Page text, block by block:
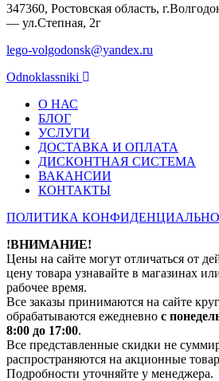
347360, Ростовская область,
— ул.Степная, 2г
lego-volgodonsk@yandex.ru
Odnoklassniki
О НАС
БЛОГ
УСЛУГИ
ДОСТАВКА И ОПЛАТА
ДИСКОНТНАЯ СИСТЕМА
ВАКАНСИИ
КОНТАКТЫ
ПОЛИТИКА
!ВНИМАНИЕ!
Цены на сайте могут отличаться от
цену товара узнавайте в магазинах
рабочее время.
Все заказы принимаются на сайте
обрабатываются ежедневно с
8:00 до 17:00.
Все представленные скидки не
распространяются на акционные
Подробности уточняйте у менеджера.